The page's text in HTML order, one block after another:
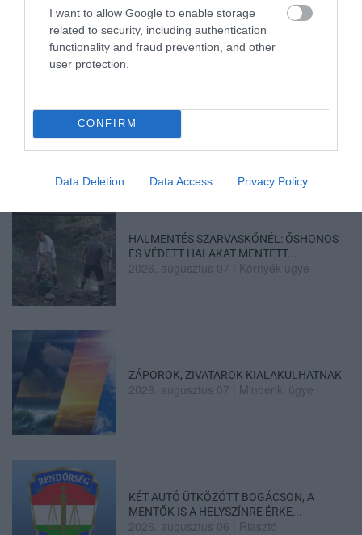
I want to allow Google to enable storage
related to security, including authentication
functionality and fraud prevention, and other
user protection.
CONFIRM
Data Deletion Data Access Privacy Policy
2026. augusztus 07|Mindenki ügye
MINDHÁROM ÜTEMBEN DOLGOZNAK A 25-
ÖS FŐÚTON EGERBEN
2026. augusztus 07
HALMENTÉS SZARVASKŐNÉL: ŐSHONOS
ÉS VÉDETT HALAKAT MENTETT...
2026. augusztus 07 Környék ügye
ZÁPOROK, ZIVATAROK KIALAKULHATNAK
2026. augusztus 07 Mindenki ügye
KÉT AUTÓ ÜTKÖZÖTT BOGÁCSON, A
MENTŐK IS A HELYSZÍNRE ÉRKE...
2026. augusztus 06 Riasztó